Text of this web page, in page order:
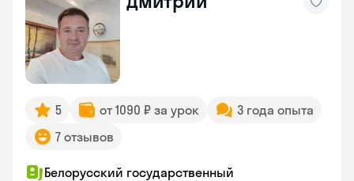
5 от 1090 ₽ за урок
3 года опыта
7 отзывов
Белорусский государственный